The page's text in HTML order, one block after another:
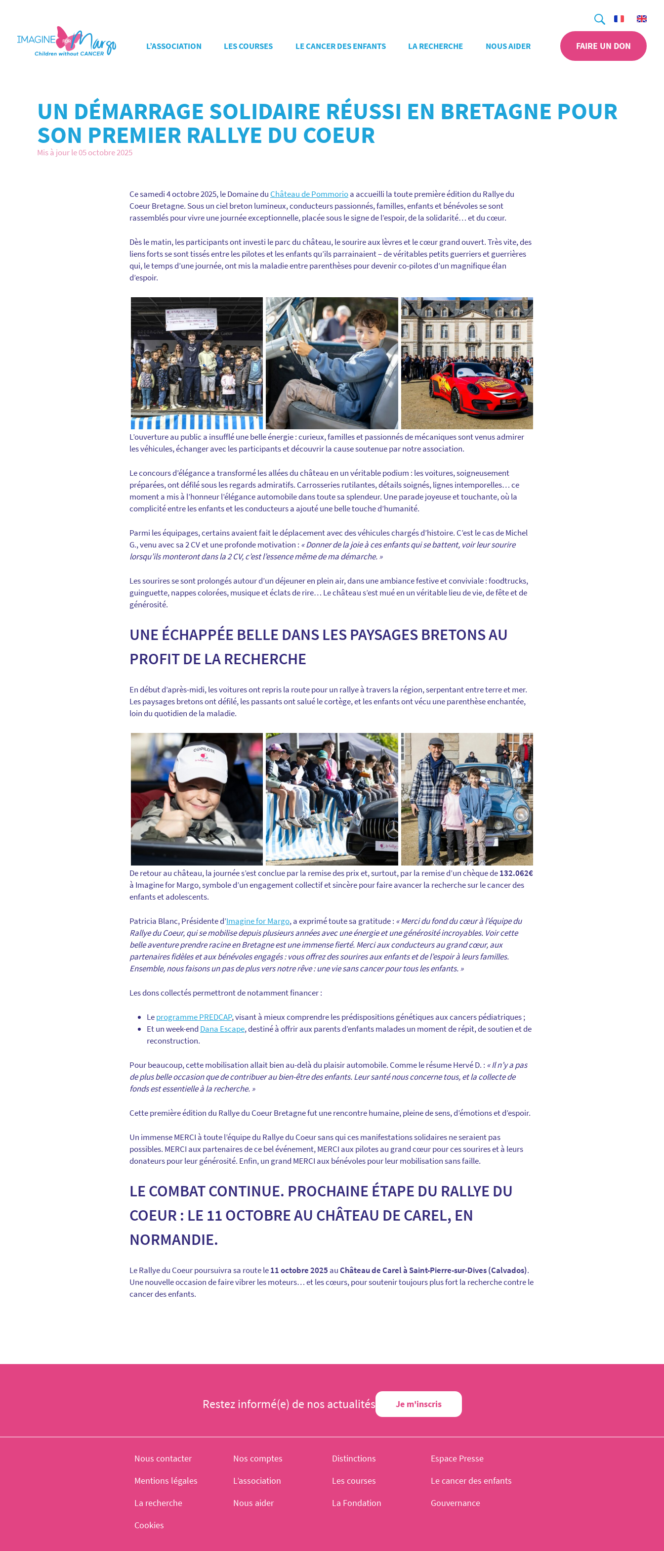
Recherche
L’ASSOCIATION LES COURSES LE CANCER DES ENFANTS LA RECHERCHE NOUS AIDER FAIRE UN DON
UN DÉMARRAGE SOLIDAIRE RÉUSSI EN BRETAGNE POUR
SON PREMIER RALLYE DU COEUR
Mis à jour le 05 octobre 2025
Ce samedi 4 octobre 2025, le Domaine du Château de Pommorioa accueilli la toute première édition du Rallye du
Coeur Bretagne. Sous un ciel breton lumineux, conducteurs passionnés, familles, enfants et bénévoles se sont
rassemblés pour vivre une journée exceptionnelle, placée sous le signe de l’espoir, de la solidarité… et du cœur.
Dès le matin, les participants ont investi le parc du château, le sourire aux lèvres et le cœur grand ouvert. Très vite, des
liens forts se sont tissés entre les pilotes et les enfants qu’ils parrainaient – de véritables petits guerriers et guerrières
qui, le temps d’une journée, ont mis la maladie entre parenthèses pour devenir co-pilotes d’un magnifique élan
d’espoir.
L’ouverture au public a insufflé une belle énergie : curieux, familles et passionnés de mécaniques sont venus admirer
les véhicules, échanger avec les participants et découvrir la cause soutenue par notre association.
Le concours d’élégance a transformé les allées du château en un véritable podium : les voitures, soigneusement
préparées, ont défilé sous les regards admiratifs. Carrosseries rutilantes, détails soignés, lignes intemporelles… ce
moment a mis à l’honneur l’élégance automobile dans toute sa splendeur. Une parade joyeuse et touchante, où la
complicité entre les enfants et les conducteurs a ajouté une belle touche d’humanité.
Parmi les équipages, certains avaient fait le déplacement avec des véhicules chargés d’histoire. C’est le cas de Michel
G., venu avec sa 2 CV et une profonde motivation : « Donner de la joie à ces enfants qui se battent, voir leur sourire
lorsqu’ils monteront dans la 2 CV, c’est l’essence même de ma démarche. »
Les sourires se sont prolongés autour d’un déjeuner en plein air, dans une ambiance festive et conviviale : foodtrucks,
guinguette, nappes colorées, musique et éclats de rire… Le château s’est mué en un véritable lieu de vie, de fête et de
générosité.
UNE ÉCHAPPÉE BELLE DANS LES PAYSAGES BRETONS AU
PROFIT DE LA RECHERCHE
En début d’après-midi, les voitures ont repris la route pour un rallye à travers la région, serpentant entre terre et mer.
Les paysages bretons ont défilé, les passants ont salué le cortège, et les enfants ont vécu une parenthèse enchantée,
loin du quotidien de la maladie.
De retour au château, la journée s’est conclue par la remise des prix et, surtout, par la remise d’un chèque de132.062€
à Imagine for Margo, symbole d’un engagement collectif et sincère pour faire avancer la recherche sur le cancer des
enfants et adolescents.
Patricia Blanc, Présidente d’Imagine for Margo, a exprimé toute sa gratitude : « Merci du fond du cœur à l’équipe du
Rallye du Coeur, qui se mobilise depuis plusieurs années avec une énergie et une générosité incroyables. Voir cette
belle aventure prendre racine en Bretagne est une immense fierté. Merci aux conducteurs au grand cœur, aux
partenaires fidèles et aux bénévoles engagés : vous offrez des sourires aux enfants et de l’espoir à leurs familles.
Ensemble, nous faisons un pas de plus vers notre rêve : une vie sans cancer pour tous les enfants. »
Les dons collectés permettront de notamment financer :
Leprogramme PREDCAP, visant à mieux comprendre les prédispositions génétiques aux cancers pédiatriques ;
Et un week-end Dana Escape, destiné à offrir aux parents d’enfants malades un moment de répit, de soutien et de
reconstruction.
Pour beaucoup, cette mobilisation allait bien au-delà du plaisir automobile. Comme le résume Hervé D. : « Il n’y a pas
de plus belle occasion que de contribuer au bien-être des enfants. Leur santé nous concerne tous, et la collecte de
fonds est essentielle à la recherche. »
Cette première édition du Rallye du Coeur Bretagne fut une rencontre humaine, pleine de sens, d’émotions et d’espoir.
Un immense MERCI à toute l’équipe du Rallye du Coeur sans qui ces manifestations solidaires ne seraient pas
possibles. MERCI aux partenaires de ce bel événement, MERCI aux pilotes au grand cœur pour ces sourires et à leurs
donateurs pour leur générosité. Enfin, un grand MERCI aux bénévoles pour leur mobilisation sans faille.
LE COMBAT CONTINUE. PROCHAINE ÉTAPE DU RALLYE DU
COEUR : LE 11 OCTOBRE AU CHÂTEAU DE CAREL, EN
NORMANDIE.
Le Rallye du Coeur poursuivra sa route le11 octobre 2025 auChâteau de Carel à Saint-Pierre-sur-Dives (Calvados).
Une nouvelle occasion de faire vibrer les moteurs… et les cœurs, pour soutenir toujours plus fort la recherche contre le
cancer des enfants.
Restez informé(e) de nos actualités Je m'inscris
Nous contacter Nos comptes Distinctions
Espace Presse
Mentions légales
L’association Les courses
Le cancer des enfants
La recherche
Nous aider La Fondation
Gouvernance
Cookies